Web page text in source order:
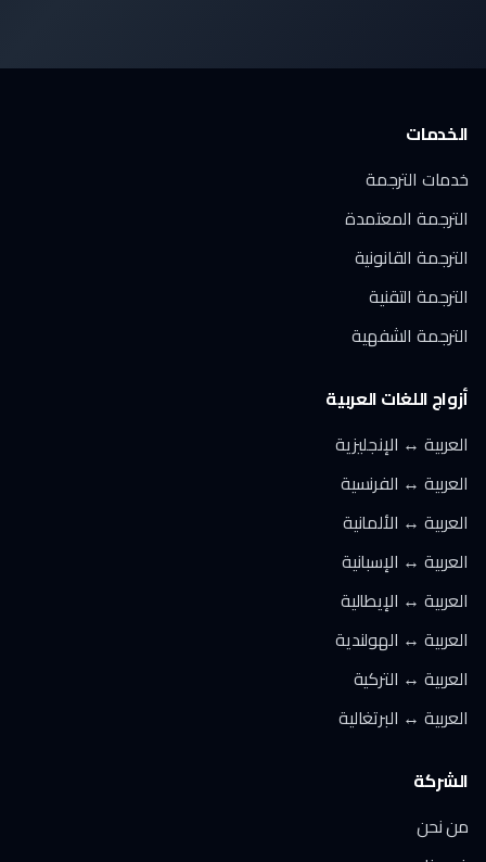
الخدمات
خدمات الترجمة
الترجمة المعتمدة
الترجمة القانونية
الترجمة التقنية
الترجمة الشفهية
أزواج اللغات العربية
العربية ↔ الإنجليزية
العربية ↔ الفرنسية
العربية ↔ الألمانية
العربية ↔ الإسبانية
العربية ↔ الإيطالية
العربية ↔ الهولندية
العربية ↔ التركية
العربية ↔ البرتغالية
الشركة
من نحن